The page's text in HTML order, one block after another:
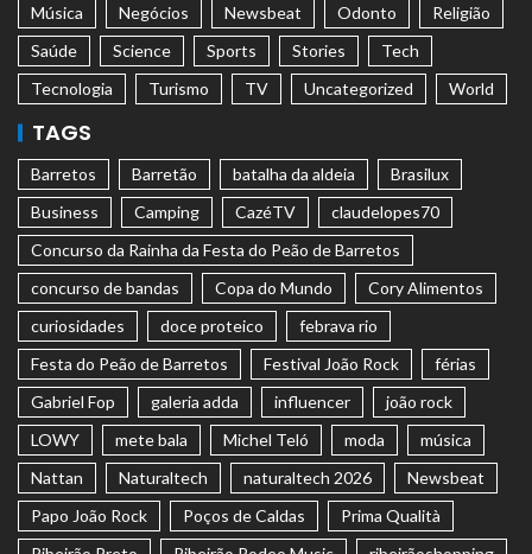
Música
Negócios Newsbeat Odonto
Religião
Saúde
Science Sports Stories
Tech
Tecnologia
Turismo TV Uncategorized World
TAGS
Barretos Barretão batalha da aldeia
Brasilux
Business
Camping CazéTV
claudelopes70
Concurso da Rainha da Festa do Peão de Barretos
concurso de bandas
Copa do Mundo
Cory Alimentos
curiosidades
doce proteico
febrava rio
Festa do Peão de Barretos
Festival João Rock
férias
Gabriel Fop
galeria adda influencer
joão rock
LOWY
mete bala Michel Teló moda
música
Nattan
Naturaltech naturaltech 2026
Newsbeat
Papo João Rock
Poços de Caldas
Prima Qualità